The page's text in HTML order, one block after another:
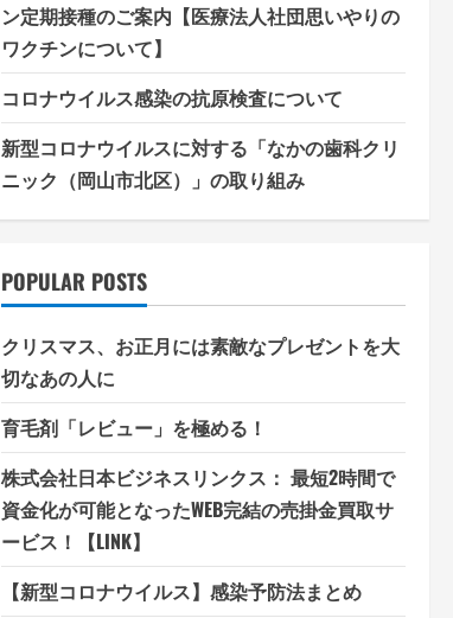
ン定期接種のご案内【医療法人社団思いやりの
ワクチンについて】
コロナウイルス感染の抗原検査について
新型コロナウイルスに対する「なかの歯科クリ
ニック（岡山市北区）」の取り組み
POPULAR POSTS
クリスマス、お正月には素敵なプレゼントを大
切なあの人に
育毛剤「レビュー」を極める！
株式会社日本ビジネスリンクス： 最短2時間で
資金化が可能となったWEB完結の売掛金買取サ
ービス！【LINK】
【新型コロナウイルス】感染予防法まとめ